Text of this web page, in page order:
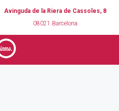
Avinguda de la Riera de Cassoles, 8
08021 Barcelona